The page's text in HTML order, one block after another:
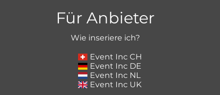
Für Anbieter
Wie inseriere ich?
Event Inc CH
Event Inc DE
Event Inc NL
Event Inc UK